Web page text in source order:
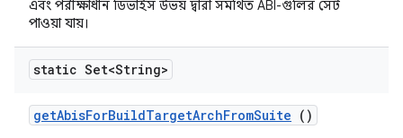
এবং পরীক্ষাধীন ডিভাইস উভয় দ্বারা সমর্থিত ABI-গুলির সেট
পাওয়া যায়।
static Set<String>
getAbisForBuildTargetArchFromSuite ()